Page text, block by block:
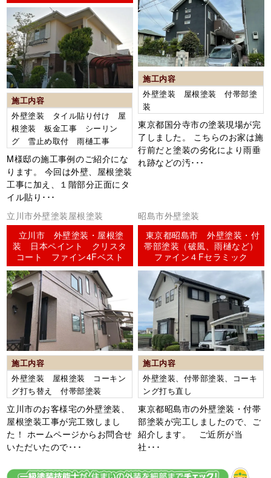
施工内容
外壁塗装 タイル貼り付け 屋
根塗装 板金工事 シーリン
グ 雪止め取付 雨樋工事
M様邸の施工事例のご紹介にな
ります。 今回は外壁、屋根塗装
工事に加え、１階部分正面にタ
イル貼り･･･
施工内容
外壁塗装 屋根塗装 付帯部塗
装
東京都国分寺市の塗装現場が完
了しました。 こちらのお家は施
行前だと塗装の劣化により雨垂
れ跡などの汚･･･
立川市外壁塗装屋根塗装
立川市 外壁塗装・屋根塗
装 日本ペイント クリスタ
コート ファイン4Fベスト
施工内容
外壁塗装 屋根塗装 コーキン
グ打ち替え 付帯部塗装
立川市のお客様宅の外壁塗装、
屋根塗装工事が完工致しまし
た！ ホームページからお問合せ
いただいたので･･･
昭島市外壁塗装
東京都昭島市 外壁塗装・付
帯部塗装（破風、雨樋など）
ファイン４Fセラミック
施工内容
外壁塗装、付帯部塗装、コーキ
ング打ち直し
東京都昭島市の外壁塗装・付帯
部塗装が完工しましたので、ご
紹介します。 ご近所が当
社･･･